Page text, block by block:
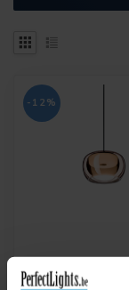
-12%
LED HANGLAMP